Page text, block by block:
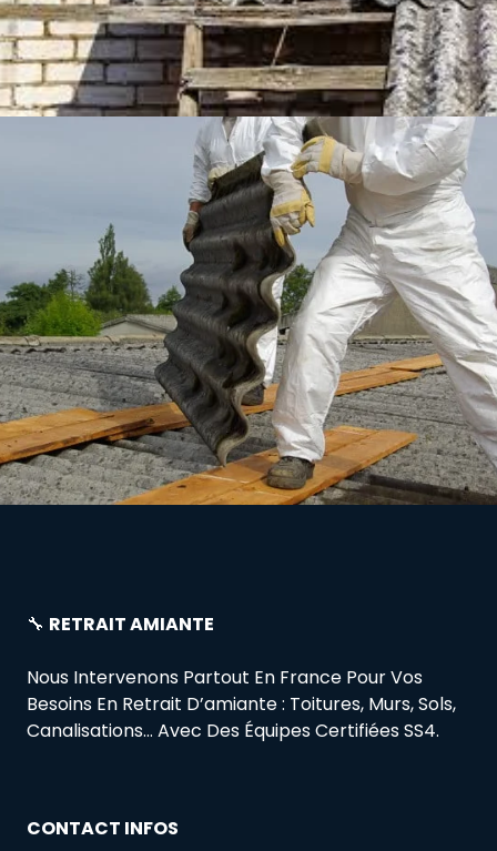
🔧 RETRAIT AMIANTE
Nous Intervenons Partout En France Pour Vos
Besoins En Retrait D’amiante : Toitures, Murs, Sols,
Canalisations… Avec Des Équipes Certifiées SS4.
CONTACT INFOS